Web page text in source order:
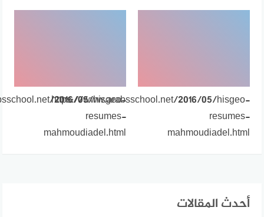
https://www.arabsschool.net/2016/05/hisgeo-
resumes-
mahmoudiadel.html
2016/05/hisgeo-
resumes-
mahmoudiadel.html
أحدث المقالات